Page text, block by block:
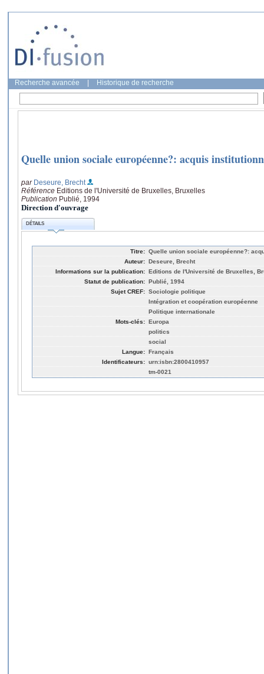
Recherche avancée Historique de recherche
Quelle union sociale européenne?: acquis
par Deseure, Brecht
Référence Editions de l'Université de Bruxelles, Bruxelles
Publication Publié, 1994
Direction d'ouvrage
DÉTAILS
Titre: Quelle union sociale européenne?:
Auteur: Deseure, Brecht
Informations sur la publication: Editions de l'Université de Bruxelles,
Statut de publication: Publié, 1994
Sujet CREF: Sociologie politique
Intégration et coopération européenne
Politique internationale
Mots-clés: Europa
politics
social
Langue: Français
Identificateurs: urn:isbn:2800410957
tm-0021